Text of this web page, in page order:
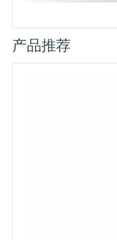
产品推荐